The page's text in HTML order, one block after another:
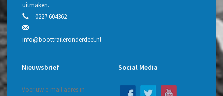
uitmaken.
0227 604362
info@boottraileronderdeel.nl
Nieuwsbrief Social Media